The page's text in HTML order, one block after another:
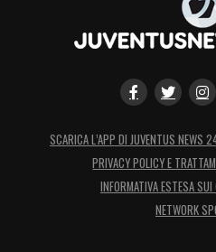
SCARICA L’APP DI JUVENTUS NEWS
PRIVACY POLICY E
INFORMATIVA ESTESA
NETWORK